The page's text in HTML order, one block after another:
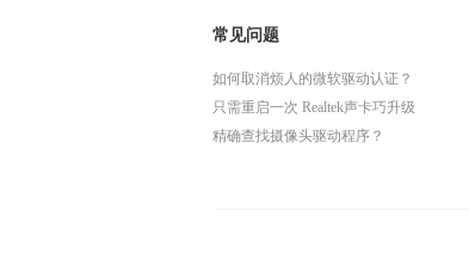
常见问题
如何取消烦人的微软驱动认证？
只需重启一次 Realtek声卡巧升级
精确查找摄像头驱动程序？